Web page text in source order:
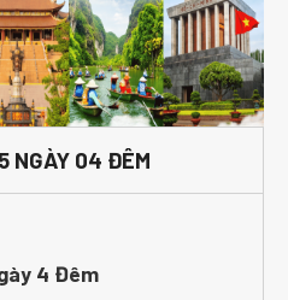
NGÀY 04 ĐÊM
4 Đêm